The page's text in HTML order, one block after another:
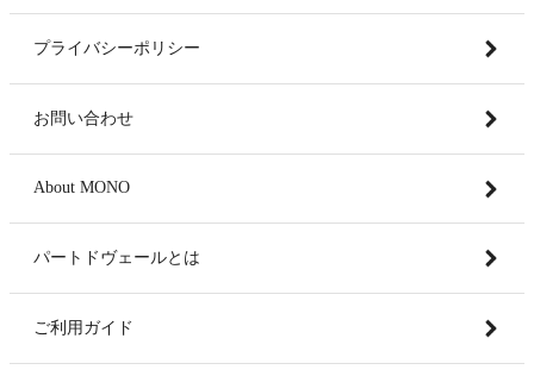
プライバシーポリシー
お問い合わせ
About MONO
パートドヴェールとは
ご利用ガイド